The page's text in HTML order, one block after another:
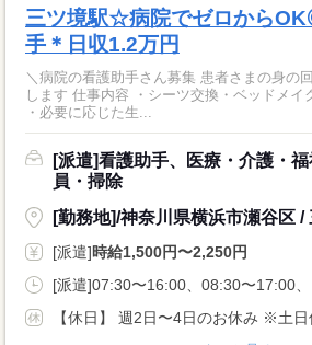
三ツ境駅☆病院でゼロから
手＊日収1.2万円
＼病院の看護助手さん募集 患者さまの身の
します 仕事内容 ・シーツ交換・ベッドメイ
・必要に応じた生...
[派遣]看護助手、医療・介護・
員・掃除
[勤務地]/神奈川県横浜市瀬谷区 /
[派遣]時給1,500円〜2,250円
[派遣]07:30〜16:00、08:30〜17:00